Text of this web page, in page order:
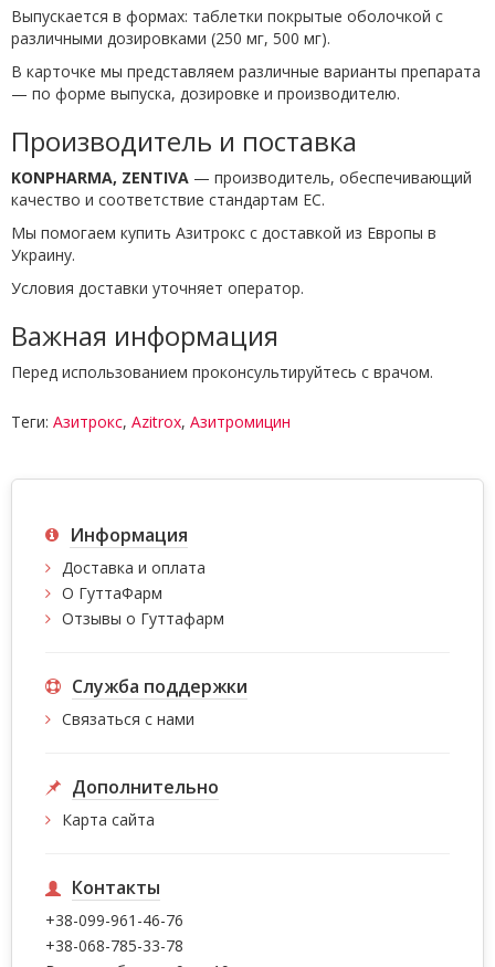
Выпускается в формах: таблетки покрытые оболочкой с
различными дозировками (250 мг, 500 мг).
В карточке мы представляем различные варианты препарата
— по форме выпуска, дозировке и производителю.
Производитель и поставка
KONPHARMA, ZENTIVA — производитель, обеспечивающий
качество и соответствие стандартам ЕС.
Мы помогаем купить Азитрокс с доставкой из Европы в
Украину.
Условия доставки уточняет оператор.
Важная информация
Перед использованием проконсультируйтесь с врачом.
Теги: Азитрокс, Azitrox, Азитромицин
Информация
Доставка и оплата
О ГуттаФарм
Отзывы о Гуттафарм
Служба поддержки
Связаться с нами
Дополнительно
Карта сайта
Контакты
+38-099-961-46-76
+38-068-785-33-78